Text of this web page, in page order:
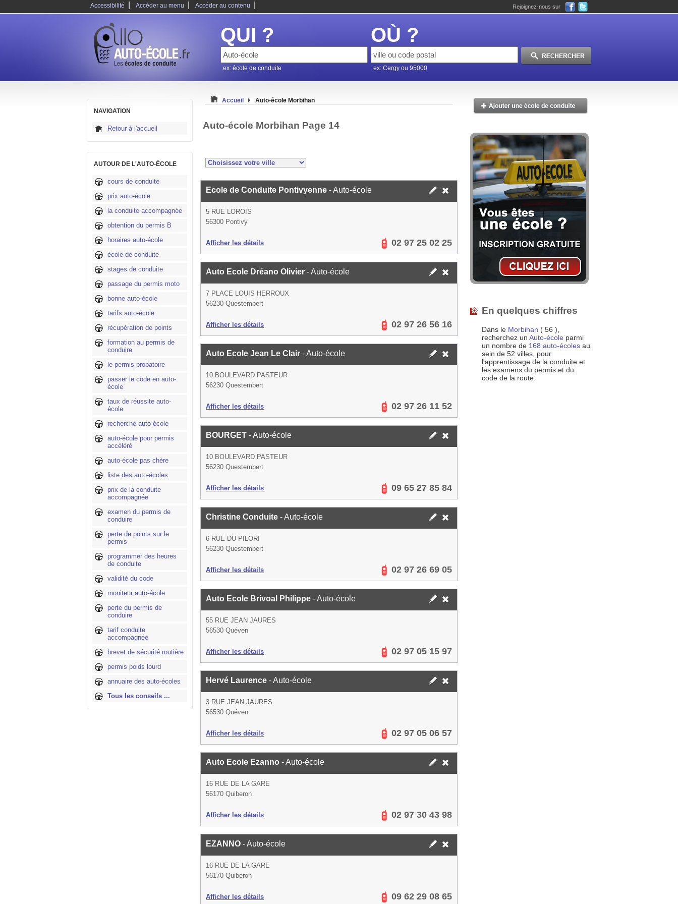
Accessibilité Accéder au menu Accéder au contenu Rejoignez-nous sur
QUI ?
ex: école de conduite
OÙ ?
ex: Cergy ou 95000
NAVIGATION
Retour à l'accueil
AUTOUR DE L'AUTO-ÉCOLE
cours de conduite
prix auto-école
la conduite accompagnée
obtention du permis B
horaires auto-école
école de conduite
stages de conduite
passage du permis moto
bonne auto-école
tarifs auto-école
récupération de points
formation au permis de
conduire
le permis probatoire
passer le code en auto-
école
taux de réussite auto-
école
recherche auto-école
auto-école pour permis
accéléré
auto-école pas chère
liste des auto-écoles
prix de la conduite
accompagnée
examen du permis de
conduire
perte de points sur le
permis
programmer des heures
de conduite
validité du code
moniteur auto-école
perte du permis de
conduire
tarif conduite
accompagnée
brevet de sécurité routière
permis poids lourd
annuaire des auto-écoles
Tous les conseils ...
Accueil Auto-école Morbihan
Auto-école Morbihan Page 14
Ecole de Conduite Pontivyenne - Auto-école
5 RUE LOROIS
56300 Pontivy
Afficher les détails 02 97 25 02 25
Auto Ecole Dréano Olivier - Auto-école
7 PLACE LOUIS HERROUX
56230 Questembert
Afficher les détails 02 97 26 56 16
Auto Ecole Jean Le Clair - Auto-école
10 BOULEVARD PASTEUR
56230 Questembert
Afficher les détails 02 97 26 11 52
BOURGET - Auto-école
10 BOULEVARD PASTEUR
56230 Questembert
Afficher les détails 09 65 27 85 84
Christine Conduite - Auto-école
6 RUE DU PILORI
56230 Questembert
Afficher les détails 02 97 26 69 05
Auto Ecole Brivoal Philippe - Auto-école
55 RUE JEAN JAURES
56530 Quéven
Afficher les détails 02 97 05 15 97
Hervé Laurence - Auto-école
3 RUE JEAN JAURES
56530 Quéven
Afficher les détails 02 97 05 06 57
Auto Ecole Ezanno - Auto-école
16 RUE DE LA GARE
56170 Quiberon
Afficher les détails 02 97 30 43 98
EZANNO - Auto-école
16 RUE DE LA GARE
56170 Quiberon
Afficher les détails 09 62 29 08 65
En quelques chiffres
Dans le Morbihan ( 56 ),
recherchez un Auto-école parmi
un nombre de 168 auto-écoles au
sein de 52 villes, pour
l'apprentissage de la conduite et
les examens du permis et du
code de la route.